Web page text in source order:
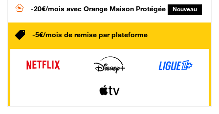
-20€/mois avec Orange Maison Protégée Nouveau
-5€/mois de remise par plateforme